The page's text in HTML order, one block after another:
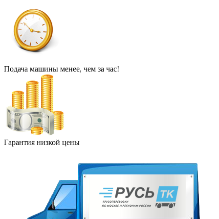
Подача машины менее, чем за час!
Гарантия низкой цены